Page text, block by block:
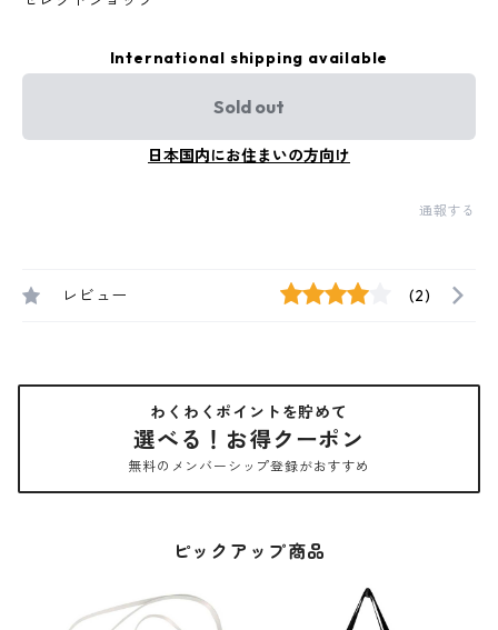
International shipping available
Sold out
日本国内にお住まいの方向け
通報する
レビュー (2)
わくわくポイントを貯めて
選べる！お得クーポン
無料のメンバーシップ登録がおすすめ
ピックアップ商品